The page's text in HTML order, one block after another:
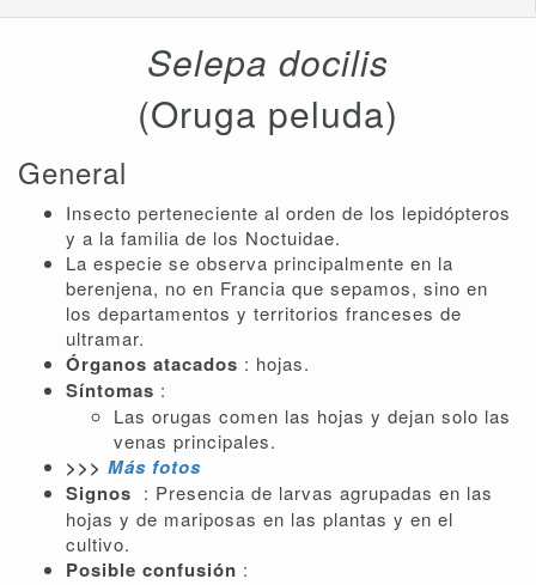
Selepa docilis
(Oruga peluda)
General
Insecto perteneciente al orden de los lepidópteros
y a la familia de los Noctuidae.
La especie se observa principalmente en la
berenjena, no en Francia que sepamos, sino en
los departamentos y territorios franceses de
ultramar.
Órganos atacados : hojas.
Síntomas :
Las orugas comen las hojas y dejan solo las
venas principales.
>>> Más fotos
Signos : Presencia de larvas agrupadas en las
hojas y de mariposas en las plantas y en el
cultivo.
Posible confusión :